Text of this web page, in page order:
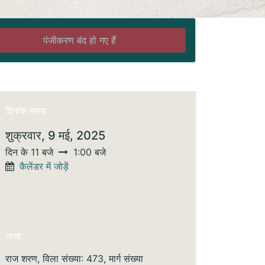
पंजीकरण बंद हो गए हैं
दिनांक समय
शुक्रवार, 9 मई, 2025
दिन के 11 बजे
1:00 बजे
कैलेंडर में जोड़ें
जगह
राज शरण, विला संख्या: 473, मार्ग संख्या